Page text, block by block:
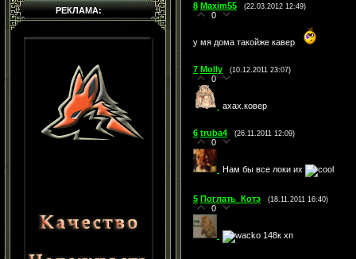
РЕКЛАМА: 8 Maxim55 (22.03.2012 12:49)
0
у мя дома такойже кавер
7 Molly (10.12.2011 23:07)
0
ахах.ковер
6 truba4 (26.11.2011 12:09)
0
Нам бы все локи их
5 Поглать_Котэ (18.11.2011 16:40)
0
148к хп